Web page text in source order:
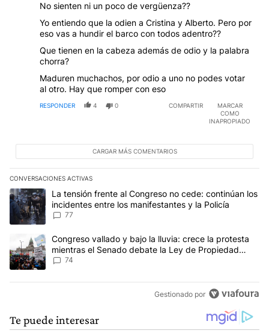
No sienten ni un poco de vergüenza??
Yo entiendo que la odien a Cristina y Alberto. Pero por
eso vas a hundir el barco con todos adentro??
Que tienen en la cabeza además de odio y la palabra
chorra?
Maduren muchachos, por odio a uno no podes votar
al otro. Hay que romper con eso
RESPONDER 4 0 COMPARTIR
MARCAR
COMO
INAPROPIADO
CARGAR MÁS COMENTARIOS
CONVERSACIONES ACTIVAS
Este listado muestra los artículos con más comentarios en los
Un artículo de tendencia con el título "La tensión frente al
La tensión frente al Congreso no cede: continúan los
incidentes entre los manifestantes y la Policía
77
Un artículo de tendencia con el título "Congreso vallado y bajo
Congreso vallado y bajo la lluvia: crece la protesta
mientras el Senado debate la Ley de Propiedad
Privada
74
Gestionado por